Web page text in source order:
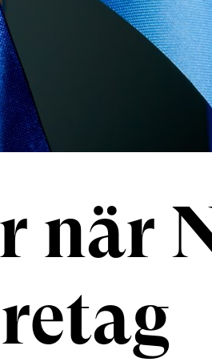
när